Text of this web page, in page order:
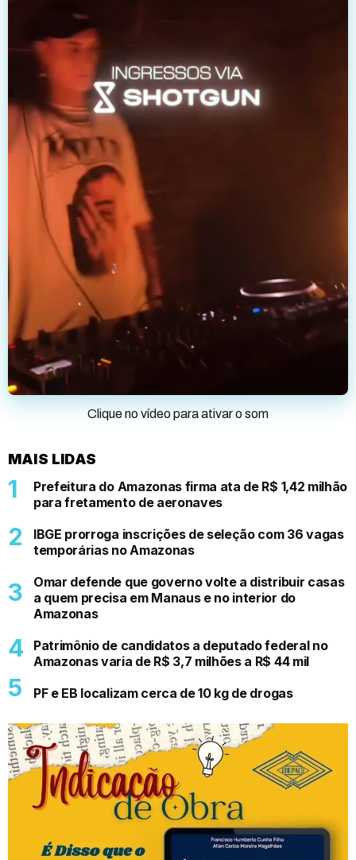
Clique no vídeo para ativar o som
MAIS LIDAS
Prefeitura do Amazonas firma ata de R$ 1,42 milhão
para fretamento de aeronaves
IBGE prorroga inscrições de seleção com 36 vagas
temporárias no Amazonas
Omar defende que governo volte a distribuir casas
a quem precisa em Manaus e no interior do
Amazonas
Patrimônio de candidatos a deputado federal no
Amazonas varia de R$ 3,7 milhões a R$ 44 mil
PF e EB localizam cerca de 10 kg de drogas